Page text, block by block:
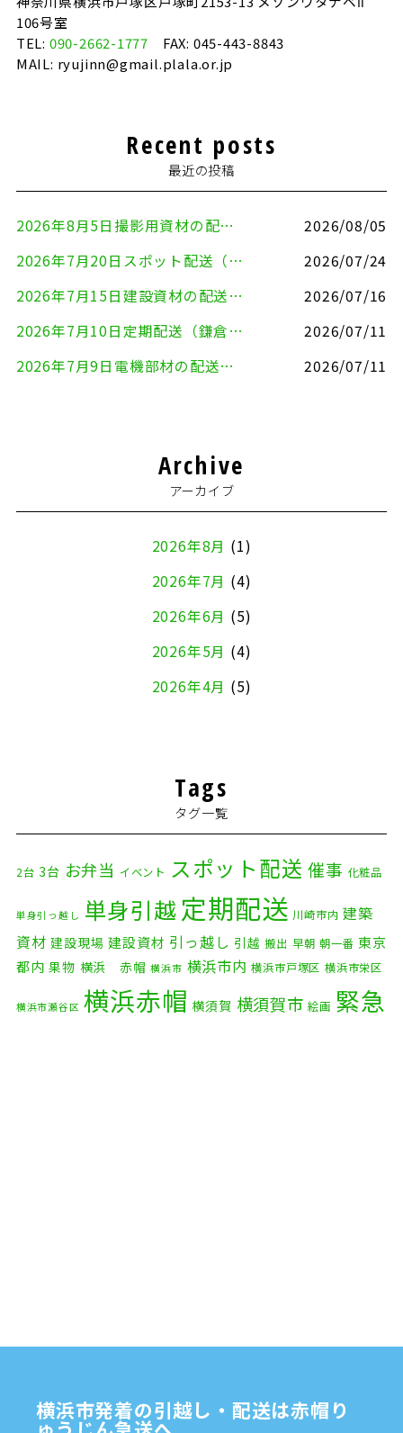
106号室
TEL: 090-2662-1777 FAX: 045-443-8843
MAIL: ryujinn@gmail.plala.or.jp
Recent posts
最近の投稿
2026年8月5日撮影用資材の配送（鎌倉市⇒港区）
2026/08/05
2026年7月20日スポット配送（横浜市金沢区⇒愛知県豊川市）
2026/07/24
2026年7月15日建設資材の配送（横浜市金沢区⇒横須賀市）
2026/07/16
2026年7月10日定期配送（鎌倉市⇔大田区）
2026/07/11
2026年7月9日電機部材の配送（横浜市戸塚区⇒品川区）
2026/07/11
Archive
アーカイブ
2026年8月 (1)
2026年7月 (4)
2026年6月 (5)
2026年5月 (4)
2026年4月 (5)
2026年1月
2025年11月(4)
2025年10月(9)
2025年9月
(3)
2025年8月(2)
2025年7月(6)
2024年9月(2)
2024年7月
(8)
Tags
タグ一覧
2台 3台 お弁当 イベント スポット配送 催事 化粧品
単身引っ越し 単身引越 定期配送 川崎市内 建築
資材 建設現場 建設資材 引っ越し 引越 搬出 早朝 朝一番 東京
都内 果物 横浜 赤帽 横浜市 横浜市内 横浜市戸塚区 横浜市栄区
横浜市瀬谷区 横浜赤帽 横須賀 横須賀市 絵画 緊急
横浜市発着の引越し・配送は赤帽り